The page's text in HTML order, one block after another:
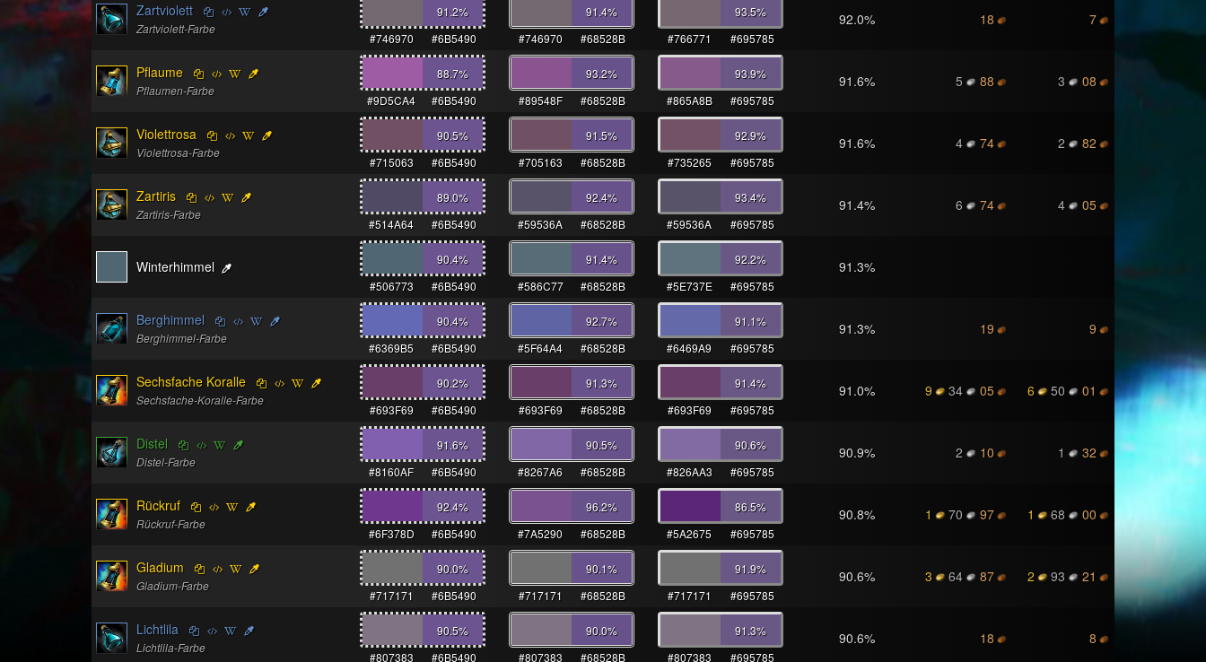
Zartviolett
Zartviolett-Farbe
91.2%
#746970
#6B5490
91.4%
#746970
#68528B
93.5%
#766771
#695785
92.0% 18 7
Pflaume
Pflaumen-Farbe
88.7%
#9D5CA4
#6B5490
93.2%
#89548F
#68528B
93.9%
#865A8B
#695785
91.6% 5 88 3 08
Violettrosa
Violettrosa-Farbe
90.5%
#715063
#6B5490
91.5%
#705163
#68528B
92.9%
#735265
#695785
91.6% 4 74 2 82
Zartiris
Zartiris-Farbe
89.0%
#514A64
#6B5490
92.4%
#59536A
#68528B
93.4%
#59536A
#695785
91.4% 6 74 4 05
Winterhimmel 90.4%
#506773
#6B5490
91.4%
#586C77
#68528B
92.2%
#5E737E
#695785
91.3%
Berghimmel
Berghimmel-Farbe
90.4%
#6369B5
#6B5490
92.7%
#5F64A4
#68528B
91.1%
#6469A9
#695785
91.3% 19 9
Sechsfache Koralle
Sechsfache-Koralle-Farbe
90.2%
#693F69
#6B5490
91.3%
#693F69
#68528B
91.4%
#693F69
#695785
91.0% 9 34 05 6 50 01
Distel
Distel-Farbe
91.6%
#8160AF
#6B5490
90.5%
#8267A6
#68528B
90.6%
#826AA3
#695785
90.9% 2 10 1 32
Rückruf
Rückruf-Farbe
92.4%
#6F378D
#6B5490
96.2%
#7A5290
#68528B
86.5%
#5A2675
#695785
90.8% 1 70 97 1 68 00
Gladium
Gladium-Farbe
90.0%
#717171
#6B5490
90.1%
#717171
#68528B
91.9%
#717171
#695785
90.6% 3 64 87 2 93 21
Lichtlila
Lichtlila-Farbe
90.5%
#807383
#6B5490
90.0%
#807383
#68528B
91.3%
#807383
#695785
90.6% 18 8